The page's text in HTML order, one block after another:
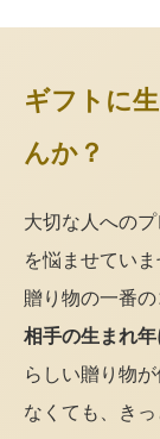
ギフトに
んか？
大切な人への
を悩ませていま
贈り物の一番
相手の生まれ
らしい贈り物
なくても、きっ